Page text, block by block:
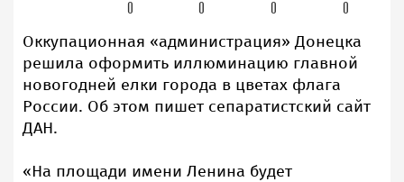
0 0 0 0
Оккупационная «администрация» Донецка
решила оформить иллюминацию главной
новогодней елки города в цветах флага
России. Об этом пишет сепаратистский сайт
ДАН.
«На площади имени Ленина будет